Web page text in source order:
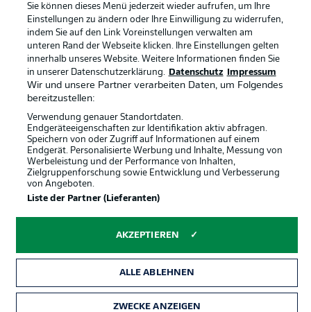
Partner Spieler
Liveticker AGB
© 2026 Bundesliga-Gruppe GmbH
Anzeige Modus
Sie können dieses Menü jederzeit wieder aufrufen, um Ihre
Einstellungen zu ändern oder Ihre Einwilligung zu widerrufen,
indem Sie auf den Link Voreinstellungen verwalten am
unteren Rand der Webseite klicken. Ihre Einstellungen gelten
innerhalb unseres Website. Weitere Informationen finden Sie
in unserer Datenschutzerklärung.
Datenschutz Impressum
Wir und unsere Partner verarbeiten Daten, um Folgendes
bereitzustellen:
Verwendung genauer Standortdaten.
Endgeräteeigenschaften zur Identifikation aktiv abfragen.
Speichern von oder Zugriff auf Informationen auf einem
Endgerät. Personalisierte Werbung und Inhalte, Messung von
Werbeleistung und der Performance von Inhalten,
Zielgruppenforschung sowie Entwicklung und Verbesserung
von Angeboten.
Liste der Partner (Lieferanten)
AKZEPTIEREN
ALLE ABLEHNEN
ZWECKE ANZEIGEN